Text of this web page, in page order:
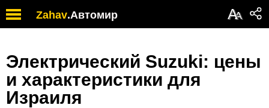
Zahav.Автомир АА
Электрический Suzuki: цены
и характеристики для
Израиля